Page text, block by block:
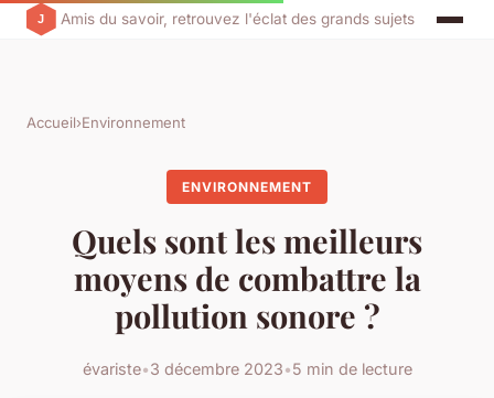
Amis du savoir, retrouvez l'éclat des grands sujets
Accueil›Environnement
ENVIRONNEMENT
Quels sont les meilleurs
moyens de combattre la
pollution sonore ?
évariste•3 décembre 2023•5 min de lecture